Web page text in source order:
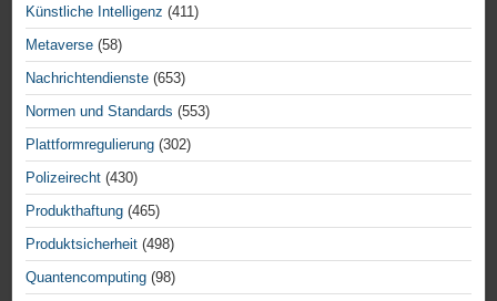
Künstliche Intelligenz (411)
Metaverse (58)
Nachrichtendienste (653)
Normen und Standards (553)
Plattformregulierung (302)
Polizeirecht (430)
Produkthaftung (465)
Produktsicherheit (498)
Quantencomputing (98)